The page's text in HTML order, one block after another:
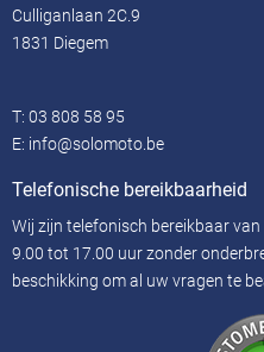
Culliganlaan 2C.9
1831 Diegem
T: 03 808 58 95
E: info@solomoto.be
Telefonische bereikbaarheid
Wij zijn telefonisch bereikbaar
9.00 tot 17.00 uur zonder
beschikking om al uw vragen te